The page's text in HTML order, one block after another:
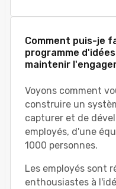
Comment puis-je
programme
maintenir
Voyons comment
construire un
capturer et de
employés, d'une
1000 personnes.
Les employés sont
enthousiastes à